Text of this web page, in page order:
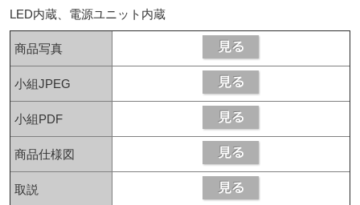
LED内蔵、電源ユニット内蔵
商品写真
小組JPEG
小組PDF
商品仕様図
取説